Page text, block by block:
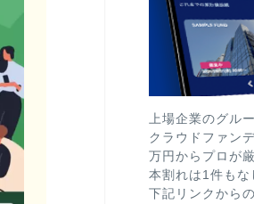
上場企業のグル
クラウドファン
万円からプロが
本割れは1件もな
下記リンクから